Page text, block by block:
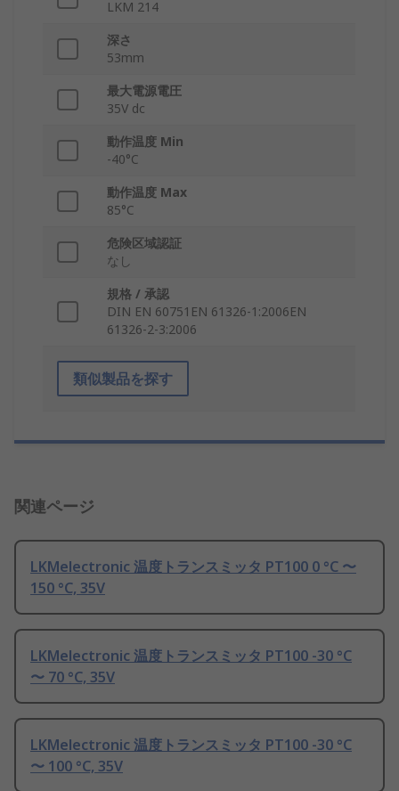
LKM 214
深さ
53mm
最大電源電圧
35V dc
動作温度 Min
-40°C
動作温度 Max
85°C
危険区域認証
なし
規格 / 承認
DIN EN 60751EN 61326-1:2006EN
61326-2-3:2006
類似製品を探す
関連ページ
LKMelectronic 温度トランスミッタ PT100 0 °C 〜
150 °C, 35V
LKMelectronic 温度トランスミッタ PT100 -30 °C
〜 70 °C, 35V
LKMelectronic 温度トランスミッタ PT100 -30 °C
〜 100 °C, 35V